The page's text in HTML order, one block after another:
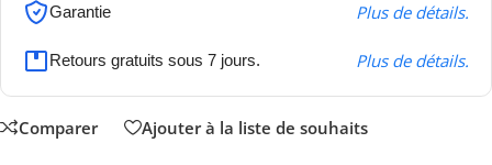
Garantie Plus de détails.
Retours gratuits sous 7 jours. Plus de détails.
Comparer Ajouter à la liste de souhaits